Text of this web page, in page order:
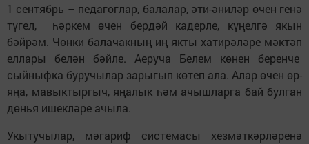
1 сентябрь – педагоглар, балалар, әти-әниләр өчен генә
түгел, һәркем өчен бердәй кадерле, күңелгә якын
бәйрәм. Чөнки балачакның иң якты хатирәләре мәктәп
еллары белән бәйле. Аеруча Белем көнен беренче
сыйныфка буручылар зарыгып көтеп ала. Алар өчен өр-
яңа, мавыктыргыч, яңалык һәм ачышларга бай булган
дөнья ишекләре ачыла.
Укытучылар, мәгариф системасы хезмәткәрләренә